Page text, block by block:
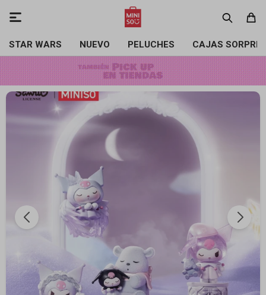
STAR WARS NUEVO PELUCHES CAJAS
